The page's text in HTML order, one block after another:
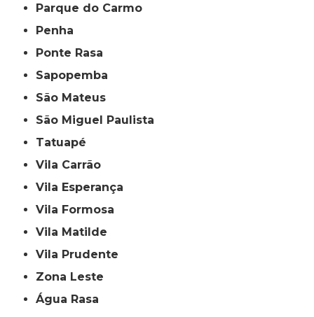
Parque do Carmo
Penha
Ponte Rasa
Sapopemba
São Mateus
São Miguel Paulista
Tatuapé
Vila Carrão
Vila Esperança
Vila Formosa
Vila Matilde
Vila Prudente
Zona Leste
Água Rasa